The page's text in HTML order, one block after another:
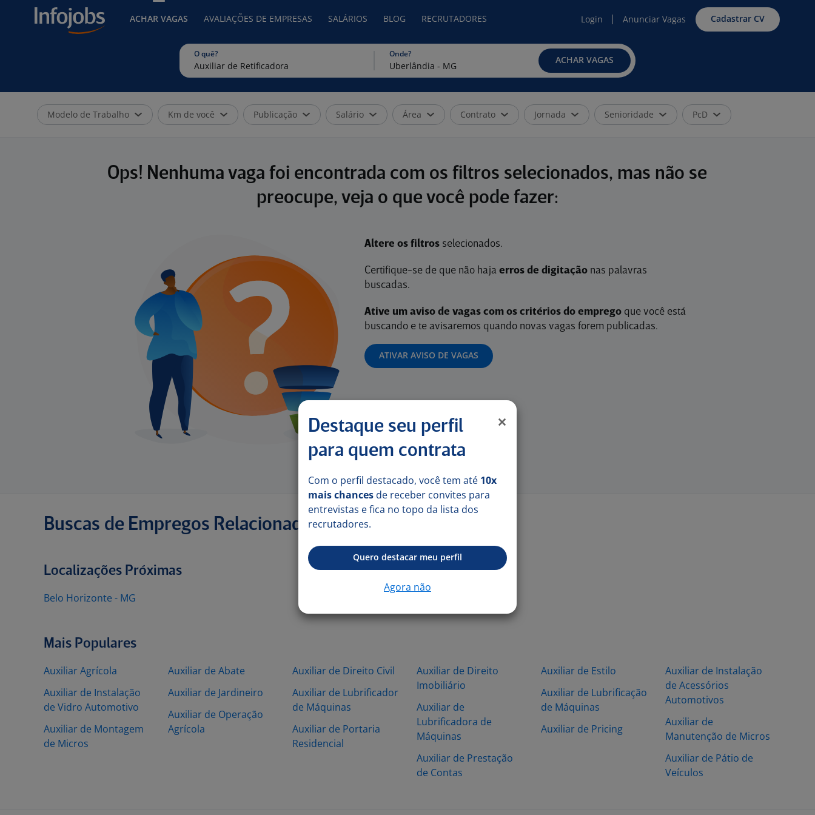
ACHAR VAGAS AVALIAÇÕES DE EMPRESAS SALÁRIOS BLOG RECRUTADORES Login Anunciar Vagas Cadastrar CV
O quê? Onde?
ACHAR VAGAS
Modelo de Trabalho Km de você Publicação Salário Área Contrato Jornada Senioridade PcD
Ops! Nenhuma vaga foi encontrada com os filtros selecionados, mas não se
preocupe, veja o que você pode fazer:
Altere os filtrosselecionados.
Certifique-se de que não haja erros de digitaçãonas palavras
buscadas.
Ative um aviso de vagas com os critérios do empregoque você está
buscando e te avisaremos quando novas vagas forem publicadas.
ATIVAR AVISO DE VAGAS
Buscas de Empregos Relacionadas
Localizações Próximas
Belo Horizonte - MG
Mais Populares
Auxiliar Agrícola
Auxiliar de Instalação
de Vidro Automotivo
Auxiliar de Montagem
de Micros
Auxiliar de Abate
Auxiliar de Jardineiro
Auxiliar de Operação
Agrícola
Auxiliar de Direito Civil
Auxiliar de Lubrificador
de Máquinas
Auxiliar de Portaria
Residencial
Auxiliar de Direito
Imobiliário
Auxiliar de
Lubrificadora de
Máquinas
Auxiliar de Prestação
de Contas
Auxiliar de Estilo
Auxiliar de Lubrificação
de Máquinas
Auxiliar de Pricing
Auxiliar de Instalação
de Acessórios
Automotivos
Auxiliar de
Manutenção de Micros
Auxiliar de Pátio de
Veículos
Destaque seu perfil
para quem contrata
Com o perfil destacado, você tem até 10x
mais chances de receber convites para
entrevistas e fica no topo da lista dos
recrutadores.
Quero destacar meu perfil
Agora não